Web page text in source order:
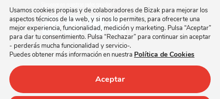
Usamos cookies propias y de colaboradores de Bizak para mejorar los
aspectos técnicos de la web, y si nos lo permites, para ofrecerte una
mejor experiencia, funcionalidad, medición y marketing. Pulsa “Aceptar”
para dar tu consentimiento. Pulsa “Rechazar” para continuar sin aceptar
- perderás mucha funcionalidad y servicio-.
Puedes obtener más información en nuestra Política de Cookies
Aceptar